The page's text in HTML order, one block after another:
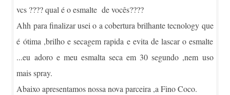
vcs ???? qual é o esmalte de vocês????
Ahh para finalizar usei o a cobertura brilhante tecnology que
é ótima ,brilho e secagem rapida e evita de lascar o esmalte
...eu adoro e meu esmalta seca em 30 segundo ,nem uso
mais spray.
Abaixo apresentamos nossa nova parceira ,a Fino Coco.